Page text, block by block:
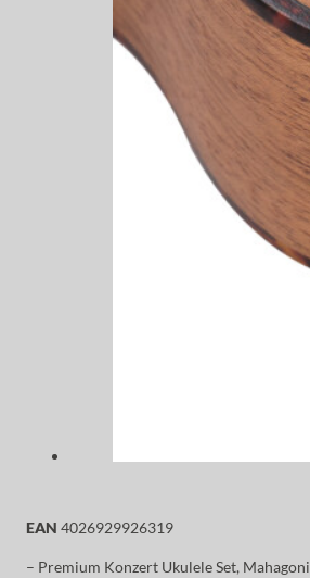
EAN 4026929926319
– Premium Konzert Ukulele Set, Mahagoni